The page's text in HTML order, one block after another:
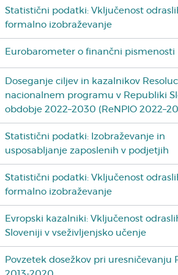
Statistični podatki: Vključenost
formalno izobraževanje
Eurobarometer o finančni pismenosti
Doseganje ciljev in kazalnikov
nacionalnem programu v Republiki
obdobje 2022–2030 (ReNPIO
Statistični podatki: Izobraževanje in
usposabljanje zaposlenih v podjetjih
Statistični podatki: Vključenost
formalno izobraževanje
Evropski kazalniki: Vključenost
Sloveniji v vseživljenjsko učenje
Povzetek dosežkov pri uresničevanju